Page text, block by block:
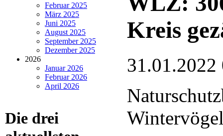
Februar 2025
März 2025
Juni 2025
August 2025
September 2025
Dezember 2025
2026
Januar 2026
Februar 2026
April 2026
Die drei
Kreis
31.01.2022